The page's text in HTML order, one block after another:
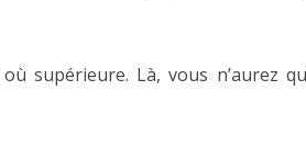
supérieure. Là, vous n’aurez